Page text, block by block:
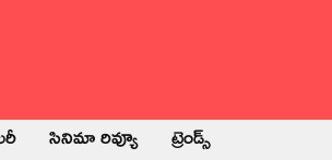
సినిమా రివ్యూ ట్రెండ్స్